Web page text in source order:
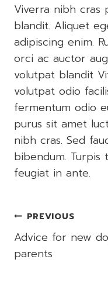
Viverra nibh cras
blandit. Aliquet
adipiscing enim.
orci ac auctor
volutpat blandit
volutpat odio
fermentum odio
purus sit amet
nibh cras. Sed
bibendum. Turpis
feugiat in ante.
Post
Navigation
PREVIOUS
Advice for new
parents